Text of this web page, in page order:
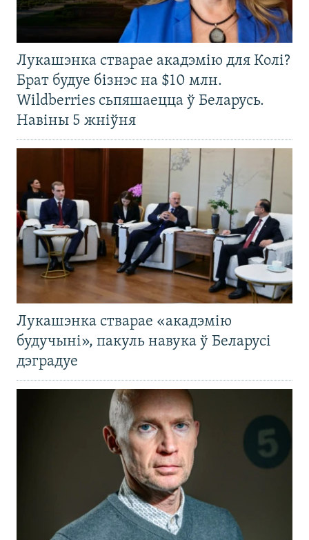
Лукашэнка стварае акадэмію для Колі?
Брат будуе бізнэс на $10 млн.
Wildberries сьпяшаецца ў Беларусь.
Навіны 5 жніўня
Лукашэнка стварае «акадэмію
будучыні», пакуль навука ў Беларусі
дэградуе